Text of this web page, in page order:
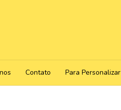
Contato Para Personalizar